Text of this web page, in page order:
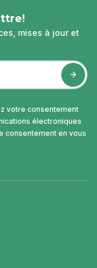
mises à jour et
votre consentement
électroniques
consentement en vous
nouvel onglet.
dans un nouvel